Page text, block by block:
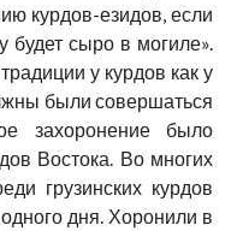
курдов-езидов, если
будет сыро в могиле».
у курдов как у
были совершаться
захоронение было
Востока. Во многих
грузинских курдов
дня. Хоронили в